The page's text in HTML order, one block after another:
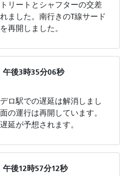
リートとシャフターの交差
ました。南行きのT線サード
再開しました。
午後3時35分06秒
ロ駅での遅延は解消しまし
の運行は再開しています。
延が予想されます。
後12時57分12秒